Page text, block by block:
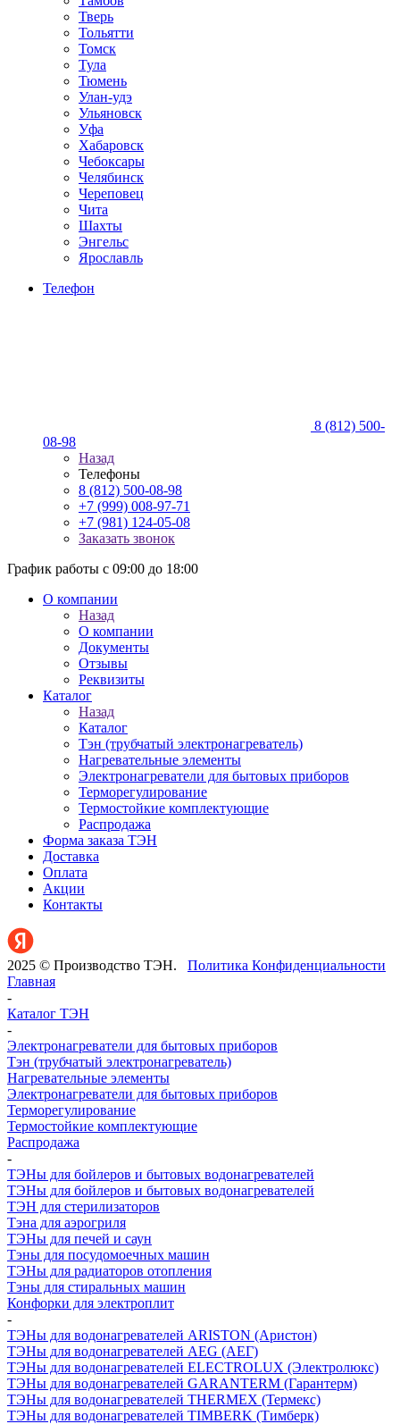
Тверь
Тольятти
Томск
Тула
Тюмень
Улан-удэ
Ульяновск
Уфа
Хабаровск
Чебоксары
Челябинск
Череповец
Чита
Шахты
Энгельс
Ярославль
Телефон
8 (812) 500-
08-98
Назад
Телефоны
8 (812) 500-08-98
+7 (999) 008-97-71
+7 (981) 124-05-08
Заказать звонок
График работы с 09:00 до 18:00
О компании
Назад
О компании
Документы
Отзывы
Реквизиты
Каталог
Назад
Каталог
Тэн (трубчатый электронагреватель)
Нагревательные элементы
Электронагреватели для бытовых приборов
Терморегулирование
Термостойкие комплектующие
Распродажа
Форма заказа ТЭН
Доставка
Оплата
Акции
Контакты
2025 © Производство ТЭН. Политика Конфиденциальности
Главная
-
Каталог ТЭН
-
Электронагреватели для бытовых приборов
Тэн (трубчатый электронагреватель)
Нагревательные элементы
Электронагреватели для бытовых приборов
Терморегулирование
Термостойкие комплектующие
Распродажа
-
ТЭНы для бойлеров и бытовых водонагревателей
ТЭНы для бойлеров и бытовых водонагревателей
ТЭН для стерилизаторов
Тэна для аэрогриля
ТЭНы для печей и саун
Тэны для посудомоечных машин
ТЭНы для радиаторов отопления
Тэны для стиральных машин
Конфорки для электроплит
-
ТЭНы для водонагревателей ARISTON (Аристон)
ТЭНы для водонагревателей AEG (АЕГ)
ТЭНы для водонагревателей ELECTROLUX (Электролюкс)
ТЭНы для водонагревателей GARANTERM (Гарантерм)
ТЭНы для водонагревателей THERMEX (Термекс)
ТЭНы для водонагревателей TIMBERK (Тимберк)